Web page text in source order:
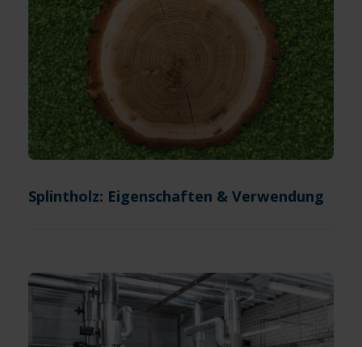
Splintholz: Eigenschaften & Verwendung